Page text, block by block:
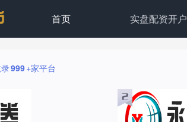
首页 实盘配资开户
999+家平台